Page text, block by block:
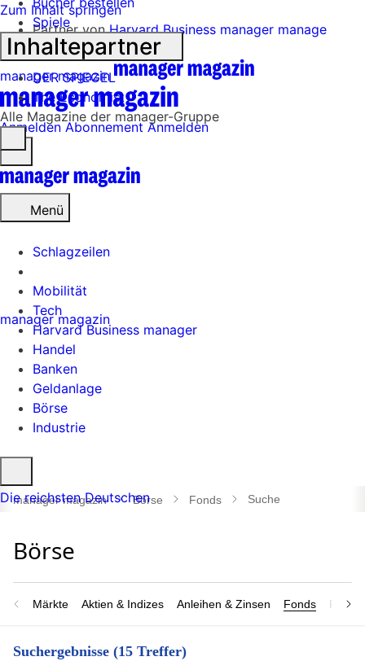
Zum Inhalt springen
Partner von Harvard Business manager manage
forward
manager magazin
Anmelden Abonnement Anmelden
Menü
öffnen
Menü
Schlagzeilen
Mobilität
Tech
Harvard Business manager
Handel
Banken
Geldanlage
Börse
Industrie
öffnen
manager magazin Börse Fonds Suche
Märkte Aktien & Indizes Anleihen & Zinsen Fonds
Suchergebnisse (15 Treffer)
Spiele
Inhaltepartner
DER SPIEGEL
The Economist
Alle Magazine der manager-Gruppe
manager magazin
Die reichsten Deutschen